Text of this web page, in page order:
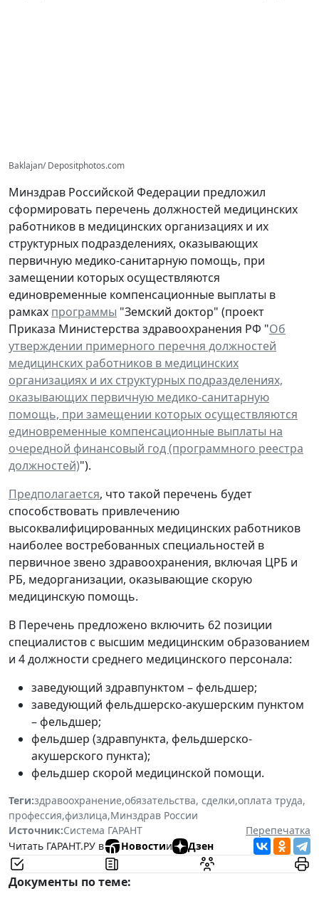
Baklajan/ Depositphotos.com
Минздрав Российской Федерации предложил
сформировать перечень должностей медицинских
работников в медицинских организациях и их
структурных подразделениях, оказывающих
первичную медико-санитарную помощь, при
замещении которых осуществляются
единовременные компенсационные выплаты в
рамках программы "Земский доктор" (проект
Приказа Министерства здравоохранения РФ "Об
утверждении примерного перечня должностей
медицинских работников в медицинских
организациях и их структурных подразделениях,
оказывающих первичную медико-санитарную
помощь, при замещении которых осуществляются
единовременные компенсационные выплаты на
очередной финансовый год (программного реестра
должностей)").
Предполагается, что такой перечень будет
способствовать привлечению
высоквалифицированных медицинских работников
наиболее востребованных специальностей в
первичное звено здравоохранения, включая ЦРБ и
РБ, медорганизации, оказывающие скорую
медицинскую помощь.
В Перечень предложено включить 62 позиции
специалистов с высшим медицинским образованием
и 4 должности среднего медицинского персонала:
заведующий здравпунктом – фельдшер;
заведующий фельдшерско-акушерским пунктом
– фельдшер;
фельдшер (здравпункта, фельдшерско-
акушерского пункта);
фельдшер скорой медицинской помощи.
Теги:здравоохранение,обязательства, сделки,оплата труда,
профессия,физлица,Минздрав России
Источник:Система ГАРАНТ
Перепечатка
Читать ГАРАНТ.РУ в
Новостии Дзен
Документы по теме: